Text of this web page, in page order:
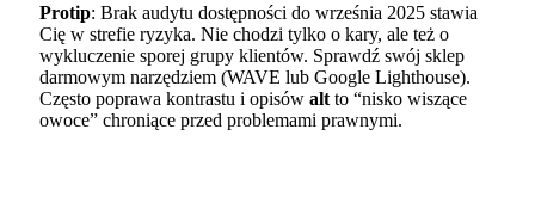
Protip: Brak audytu dostępności do września 2025 stawia
Cię w strefie ryzyka. Nie chodzi tylko o kary, ale też o
wykluczenie sporej grupy klientów. Sprawdź swój sklep
darmowym narzędziem (WAVE lub Google Lighthouse).
Często poprawa kontrastu i opisów altto “nisko wiszące
owoce” chroniące przed problemami prawnymi.